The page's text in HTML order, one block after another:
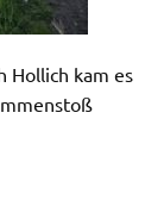
Hollich kam es